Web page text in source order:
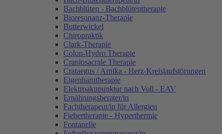
Bachblüten - Bachblütentherapie
Bioresonanz-Therapie
Butterwickel
Chiropraktik
Clark-Therapie
Colon-Hydro Therapie
Craniosacrale Therapie
Crataegus / Arnika - Herz-Kreislaufstörungen
Eigenharntherapie
Elektroakupunktur nach Voll - EAV
Ernährungsberater/in
Fachtherapeut/in für Allergien
Fiebertherapie - Hyperthermie
Fontanelle